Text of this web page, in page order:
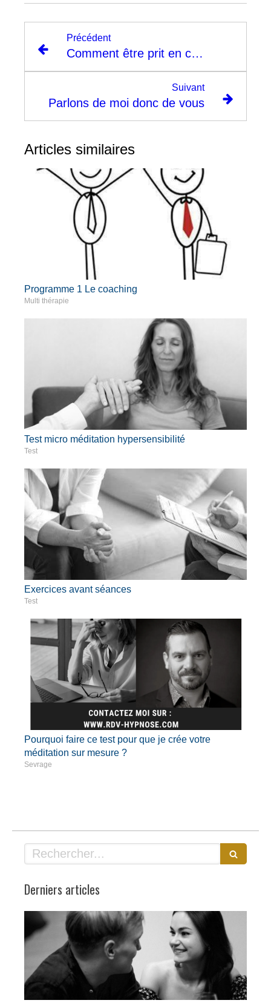
Précédent
Comment être prit en charge par des pratiques et thérapies douces ?
Suivant
Parlons de moi donc de vous
Articles similaires
Programme 1 Le coaching
Multi thérapie
Test micro méditation hypersensibilité
Test
Exercices avant séances
Test
Pourquoi faire ce test pour que je crée votre
méditation sur mesure ?
Sevrage
Rechercher
Derniers articles